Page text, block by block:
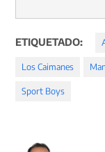
ETIQUETADO:
Los Caimanes
Sport Boys